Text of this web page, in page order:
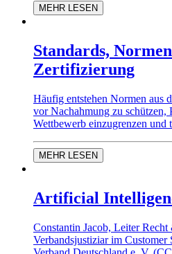
MEHR LESEN
Standards,
Zertifizierung
Häufig entstehen Normen aus
vor Nachahmung zu schützen,
Wettbewerb einzugrenzen und
MEHR LESEN
Artificial
Constantin Jacob, Leiter
Verbandsjustiziar im